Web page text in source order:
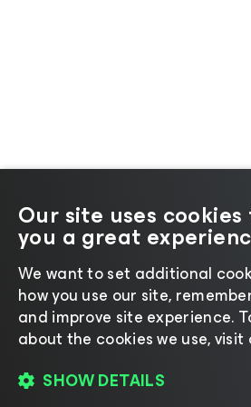
©2026 Veeam® Software |
|Informativa sui cookie|
di licenza|Risorse
Cambia
Our site uses cookies
you a great
We want to set additional
how you use our site,
and improve site experience.
about the cookies we use, visit
SHOW DETAILS